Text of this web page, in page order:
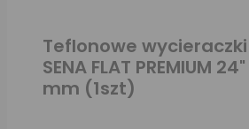
Teflonowe wycieraczki
SENA FLAT PREMIUM
mm (1szt)